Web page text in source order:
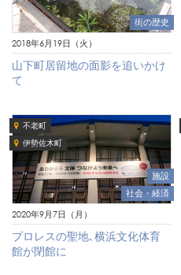
街の歴史
2018年6月19日（火）
山下町居留地の面影を追いかけ
て
不老町
伊勢佐木町
施設
社会・経済
2020年9月7日（月）
プロレスの聖地､横浜文化体育
館が閉館に